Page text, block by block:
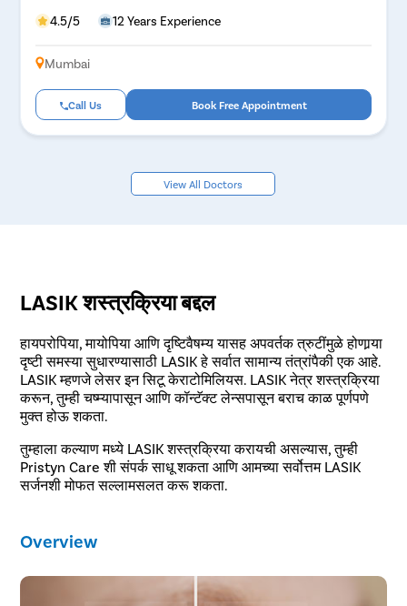
4.5/5 12 Years Experience
Mumbai
Call Us Book Free Appointment
View All Doctors
LASIK शस्त्रक्रिया बद्दल
हायपरोपिया, मायोपिया आणि दृष्टिवैषम्य यासह अपवर्तक त्रुटींमुळे होणार्‍या
दृष्टी समस्या सुधारण्यासाठी LASIK हे सर्वात सामान्य तंत्रांपैकी एक आहे.
LASIK म्हणजे लेसर इन सिटू केराटोमिलियस. LASIK नेत्र शस्त्रक्रिया
करून, तुम्ही चष्म्यापासून आणि कॉन्टॅक्ट लेन्सपासून बराच काळ पूर्णपणे
मुक्त होऊ शकता.
तुम्हाला कल्याण मध्ये LASIK शस्त्रक्रिया करायची असल्यास, तुम्ही
Pristyn Care शी संपर्क साधू शकता आणि आमच्या सर्वोत्तम LASIK
सर्जनशी मोफत सल्लामसलत करू शकता.
Overview